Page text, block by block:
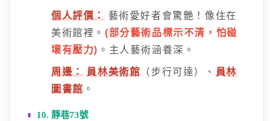
個人評價： 藝術愛好者會驚艷！像住在
美術館裡。 (部分藝術品標示不清，怕碰
壞有壓力) 。主人藝術涵養深。
周邊： 員林美術館 （步行可達）、 員林
圖書館。
10. 靜巷73號